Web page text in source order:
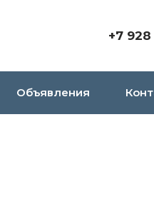
+7 928
Объявления